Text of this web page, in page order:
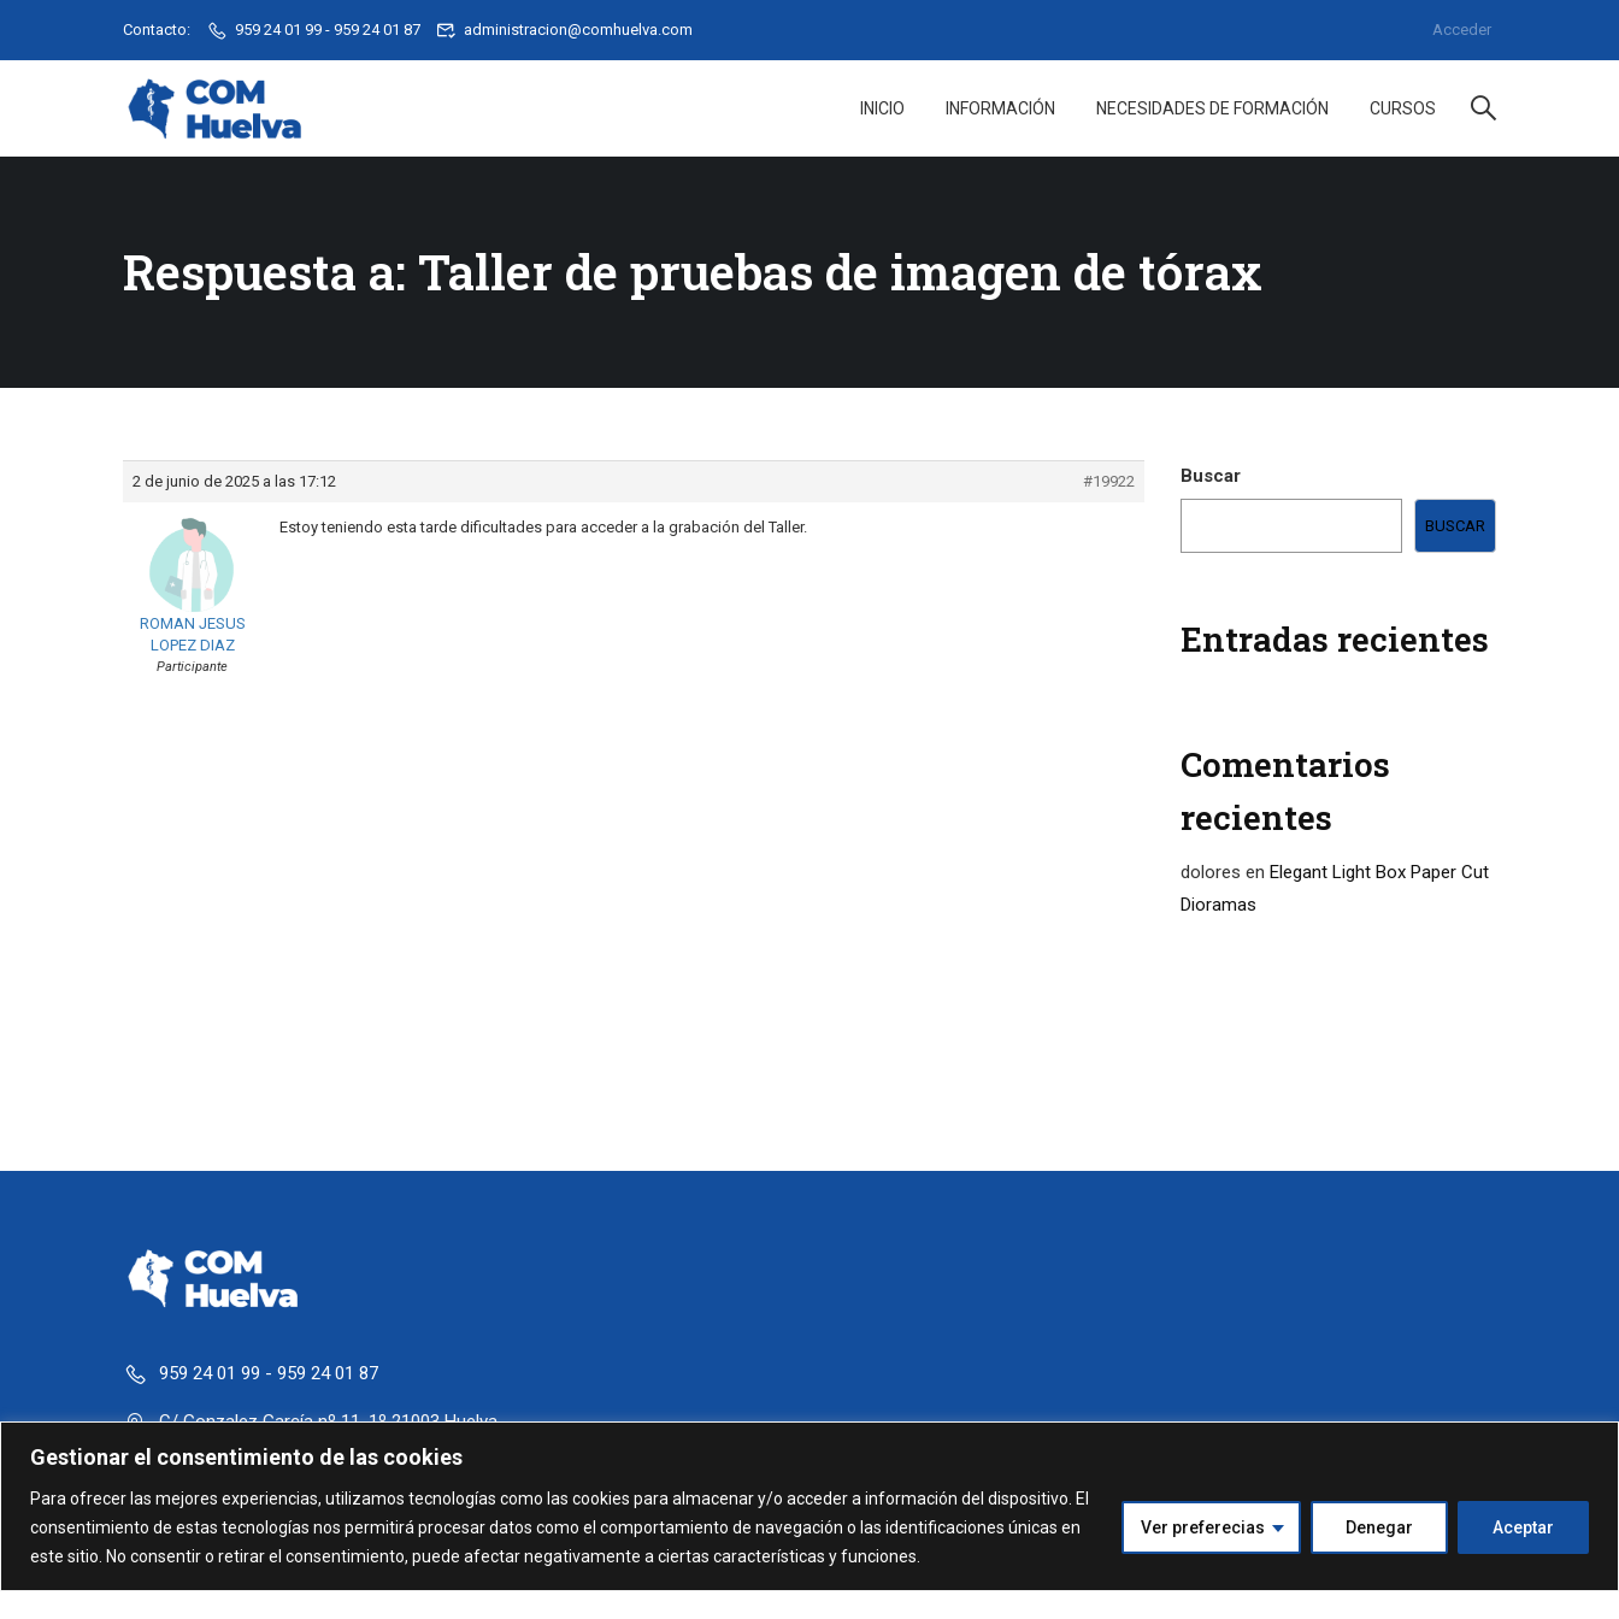
Gestionar el consentimiento de las cookies
Para ofrecer las mejores experiencias, utilizamos tecnologías como las cookies para almacenar y/o acceder a información del dispositivo. El
consentimiento de estas tecnologías nos permitirá procesar datos como el comportamiento de navegación o las identificaciones únicas en
este sitio. No consentir o retirar el consentimiento, puede afectar negativamente a ciertas características y funciones.
Ver preferecias Denegar Aceptar
Contacto: 959 24 01 99 - 959 24 01 87 administracion@comhuelva.com Acceder
INICIO INFORMACIÓN NECESIDADES DE FORMACIÓN CURSOS
Respuesta a: Taller de pruebas de imagen de tórax
2 de junio de 2025 a las 17:12 #19922
ROMAN JESUS
LOPEZ DIAZ
Participante
Estoy teniendo esta tarde dificultades para acceder a la grabación del Taller.
Buscar
BUSCAR
Entradas recientes
Comentarios
recientes
dolores en Elegant Light Box Paper Cut
Dioramas
959 24 01 99 - 959 24 01 87
C/ Gonzalez García nº 11, 1º 21003 Huelva
administracion@comhuelva.com